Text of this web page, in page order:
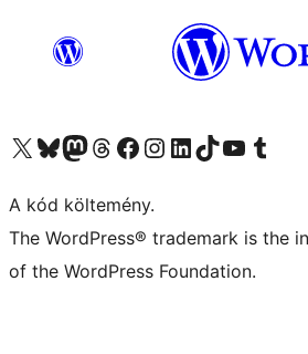
Visit our X (formerly Twitter) account
Visit our Bluesky account
Twitter csatornánk
Visit our Threads account
Facebook oldalunk megtekintése
Visit our Instagram account
Visit our LinkedIn account
Visit our TikTok account
Visit our YouTube channel
Visit our
A kód költemény.
The WordPress® trademark is the
of the WordPress Foundation.